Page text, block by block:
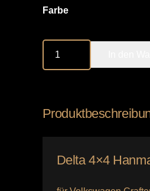
Farbe
Delta 4×4